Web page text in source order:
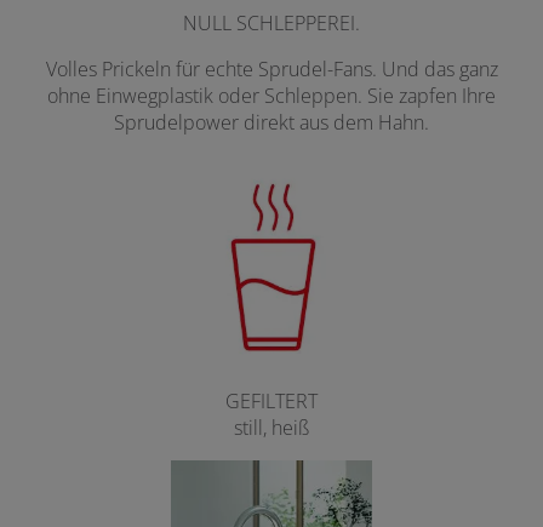
NULL SCHLEPPEREI.
Volles Prickeln für echte Sprudel-Fans. Und das ganz
ohne Einwegplastik oder Schleppen. Sie zapfen Ihre
Sprudelpower direkt aus dem Hahn.
GEFILTERT
still, heiß